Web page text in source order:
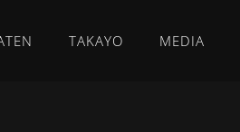
TAKAYO MEDIA